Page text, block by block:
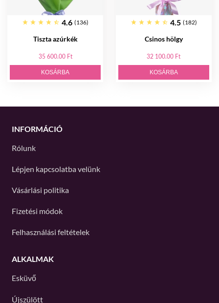
4.6 (136)
Tiszta azúrkék
35 600.00 Ft
KOSÁRBA
4.5 (182)
Csinos hölgy
32 100.00 Ft
KOSÁRBA
INFORMÁCIÓ
Rólunk
Lépjen kapcsolatba velünk
Vásárlási politika
Fizetési módok
Felhasználási feltételek
ALKALMAK
Esküvő
Újszülött